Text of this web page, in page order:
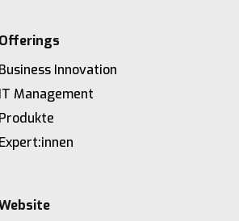
Offerings
Business Innovation
IT Management
Produkte
Expert:innen